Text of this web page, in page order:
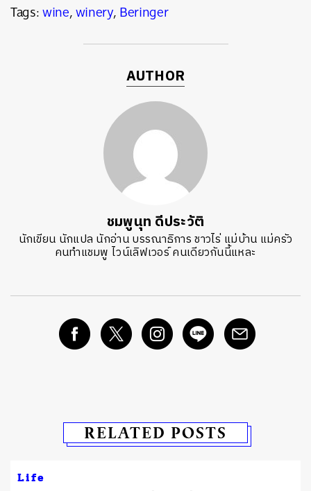
Tags:wine,winery,Beringer
AUTHOR
ชมพูนุท ดีประวัติ
นักเขียน นักแปล นักอ่าน บรรณาธิการ ชาวไร่ แม่บ้าน แม่ครัว
คนทำแชมพู ไวน์เลิฟเวอร์ คนเดียวกันนี้แหละ
RELATED POSTS
Life